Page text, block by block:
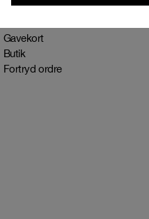
Collab
Gavekort
Butik
Fortryd ordre